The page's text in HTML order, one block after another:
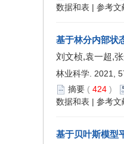
数据和表 | 参考文
基于林分内部状
刘文桢,袁一超,
林业科学. 2021,
摘要 ( 424 )
数据和表 | 参考文
基于贝叶斯模型